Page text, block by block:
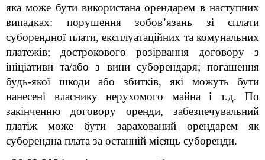
яка може бути використана орендарем в наступних
випадках: порушення зобов’язань зі сплати
суборендної плати, експлуатаційних та комунальних
платежів; дострокового розірвання договору з
ініціативи та/або з вини суборендаря; погашення
будь-якої шкоди або збитків, які можуть бути
нанесені власнику нерухомого майна і т.д. По
закінченню договору оренди, забезпечувальний
платіж може бути зарахований орендарем як
суборендна плата за останній місяць суборенди.